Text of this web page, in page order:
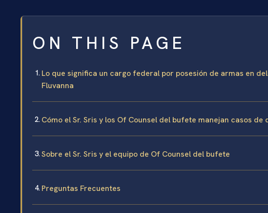
ON THIS PAGE
Lo que significa un cargo federal por posesión de armas en
Fluvanna
Cómo el Sr. Sris y los Of Counsel del bufete manejan casos
Sobre el Sr. Sris y el equipo de Of Counsel del bufete
Preguntas Frecuentes